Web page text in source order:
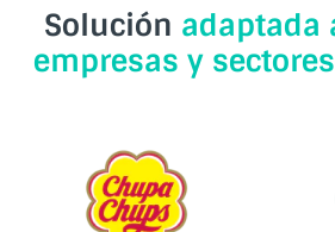
Solución adaptada
empresas y sectores